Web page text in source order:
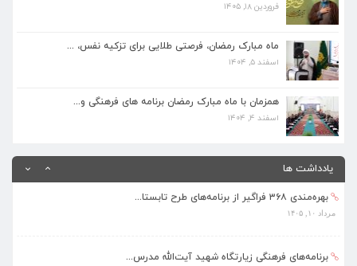
فروردین ۱۸, ۱۴۰۵
ماه مبارک رمضان، فرصتی طلایی برای تزکیه نفس، ...
اسفند ۵, ۱۴۰۴
همزمان با ماه مبارک رمضان برنامه های فرهنگی و...
اسفند ۴, ۱۴۰۴
یادداشت ها
اسفند ۵, ۱۴۰۴
همزمان با ماه مبارک رمضان برنامه های فرهنگی و...
اسفند ۴, ۱۴۰۴
بهره‌مندی ۳۶۸ فراگیر از برنامه‌های طرح تابستا...
مرداد ۱۰, ۱۴۰۵
برنامه‌های فرهنگی زیارتگاه شهید آیت‌الله مدرس...